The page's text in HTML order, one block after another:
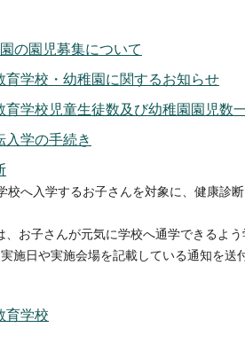
の園児募集について
育学校・幼稚園に関するお知らせ
育学校児童生徒数及び幼稚園園児数
入学の手続き
校へ入学するお子さんを対象に、健康診断
、お子さんが元気に学校へ通学できるよ
施日や実施会場を記載している通知を送
育学校